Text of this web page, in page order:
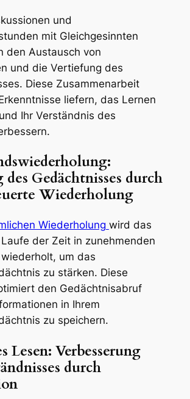
und
mit Gleichgesinnten
den Austausch von
und die Vertiefung des
Diese Zusammenarbeit
liefern, das Lernen
Ihr Verständnis des
Gedächtnisses durch
Wiederholung
Wiederholung wird das
der Zeit in zunehmenden
um das
zu stärken. Diese
den Gedächtnisabruf
in Ihrem
zu speichern.
Lesen: Verbesserung
durch